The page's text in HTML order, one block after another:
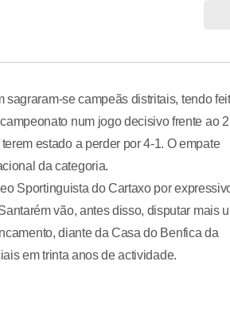
se campeãs distritais, tendo
num jogo decisivo frente ao
estado a perder por 4-1. O empate
da categoria.
Sportinguista do Cartaxo por
vão, antes disso, disputar mais
diante da Casa do Benfica da
em trinta anos de actividade.